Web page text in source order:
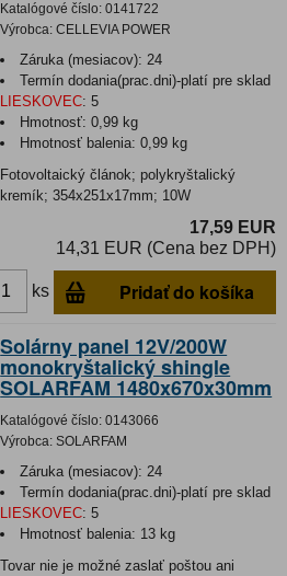
Katalógové číslo: 0141722
Výrobca: CELLEVIA POWER
Záruka (mesiacov): 24
Termín dodania(prac.dni)-platí pre sklad
LIESKOVEC: 5
Hmotnosť:0,99 kg
Hmotnosť balenia:0,99 kg
Fotovoltaický článok; polykryštalický
kremík; 354x251x17mm; 10W
17,59 EUR
14,31 EUR (Cena bez DPH)
ks Pridať do košíka
Solárny panel 12V/200W
monokryštalický shingle
SOLARFAM 1480x670x30mm
Katalógové číslo: 0143066
Výrobca: SOLARFAM
Záruka (mesiacov): 24
Termín dodania(prac.dni)-platí pre sklad
LIESKOVEC: 5
Hmotnosť balenia: 13 kg
Tovar nie je možné zaslať poštou ani